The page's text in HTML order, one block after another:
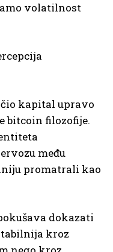
volatilnost
kapital upravo
bitcoin filozofije.
među
promatrali kao
dokazati
kroz